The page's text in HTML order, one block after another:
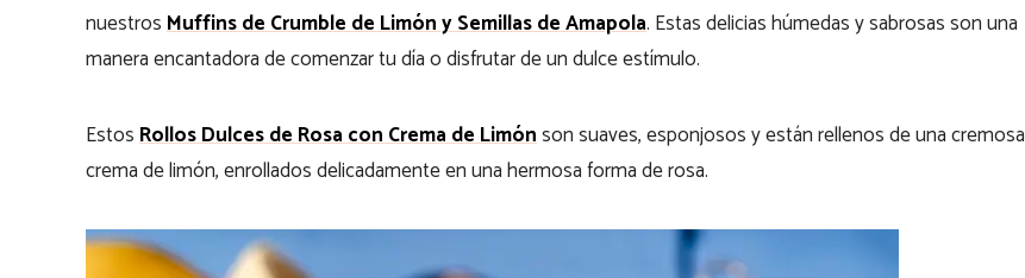
nuestrosMuffins de Crumble de Limón y Semillas de Amapola. Estas delicias húmedas y sabrosas son una
manera encantadora de comenzar tu día o disfrutar de un dulce estímulo.
EstosRollos Dulces de Rosa con Crema de Limónson suaves, esponjosos y están rellenos de una cremosa
crema de limón, enrollados delicadamente en una hermosa forma de rosa.